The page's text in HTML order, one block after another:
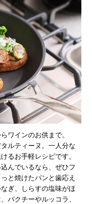
ワインのお供まで。
ルティーヌ。一人分な
るお手軽レシピです。
んでいるなら、ぜひフ
と焼けたパンと歯応え
ぎ、しらすの塩味がほ
パクチーやルッコラ、